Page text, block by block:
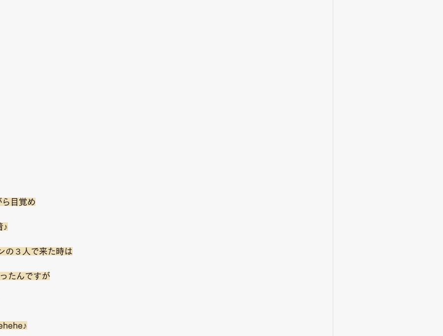
目覚め
♪
の３人で来た時は
たんですが